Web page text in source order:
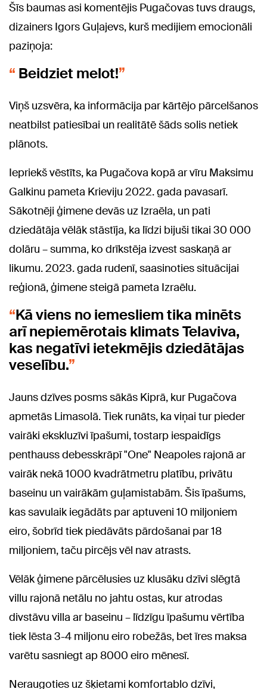
Šīs baumas asi komentējis Pugačovas tuvs draugs,
dizainers Igors Guļajevs, kurš medijiem emocionāli
paziņoja:
Beidziet melot!
Viņš uzsvēra, ka informācija par kārtējo pārcelšanos
neatbilst patiesībai un realitātē šāds solis netiek
plānots.
Iepriekš vēstīts, ka Pugačova kopā ar vīru Maksimu
Galkinu pameta Krieviju 2022. gada pavasarī.
Sākotnēji ģimene devās uz Izraēla, un pati
dziedātāja vēlāk stāstīja, ka līdzi bijuši tikai 30 000
dolāru – summa, ko drīkstēja izvest saskaņā ar
likumu. 2023. gada rudenī, saasinoties situācijai
reģionā, ģimene steigā pameta Izraēlu.
Kā viens no iemesliem tika minēts
arī nepiemērotais klimats Telaviva,
kas negatīvi ietekmējis dziedātājas
veselību.
Jauns dzīves posms sākās Kiprā, kur Pugačova
apmetās Limasolā. Tiek runāts, ka viņai tur pieder
vairāki ekskluzīvi īpašumi, tostarp iespaidīgs
penthauss debesskrāpī "One" Neapoles rajonā ar
vairāk nekā 1000 kvadrātmetru platību, privātu
baseinu un vairākām guļamistabām. Šis īpašums,
kas savulaik iegādāts par aptuveni 10 miljoniem
eiro, šobrīd tiek piedāvāts pārdošanai par 18
miljoniem, taču pircējs vēl nav atrasts.
Vēlāk ģimene pārcēlusies uz klusāku dzīvi slēgtā
villu rajonā netālu no jahtu ostas, kur atrodas
divstāvu villa ar baseinu – līdzīgu īpašumu vērtība
tiek lēsta 3-4 miljonu eiro robežās, bet īres maksa
varētu sasniegt ap 8000 eiro mēnesī.
Neraugoties uz šķietami komfortablo dzīvi,